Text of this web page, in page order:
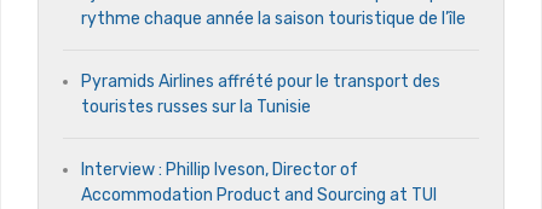
rythme chaque année la saison touristique de l’île
Pyramids Airlines affrété pour le transport des
touristes russes sur la Tunisie
Interview : Phillip Iveson, Director of
Accommodation Product and Sourcing at TUI